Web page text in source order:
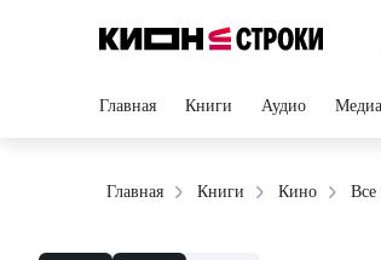
Главная Книги Аудио Медиа
Главная Книги Кино Все